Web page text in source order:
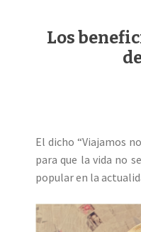
Los
El dicho “Viajamos
para que la vida no
popular en la